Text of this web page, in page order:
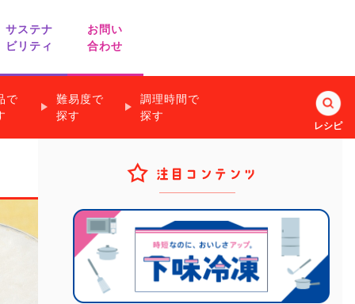
リード
フリージングテクニック
キッチンアイデア
サステナ
ビリティ
お問い
合わせ
業務用商品の
で
難易度で
探す
調理時間で
探す
レシピ